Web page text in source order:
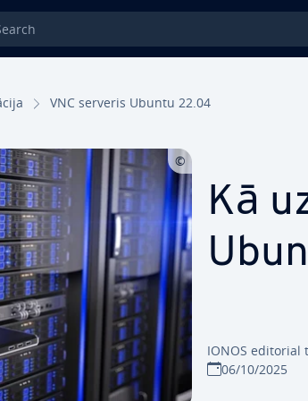
VNC serveris Ubuntu 22.04
Kā
IONOS editorial
06/10/2025